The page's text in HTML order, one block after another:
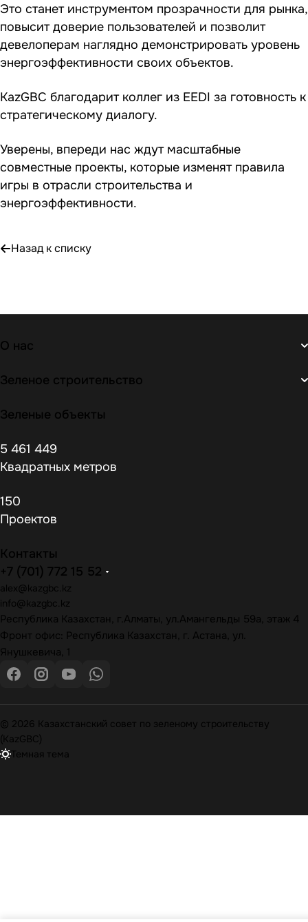
Это станет инструментом прозрачности для рынка,
повысит доверие пользователей и позволит
девелоперам наглядно демонстрировать уровень
энергоэффективности своих объектов.
KazGBC благодарит коллег из EEDI за готовность к
стратегическому диалогу.
Уверены, впереди нас ждут масштабные
совместные проекты, которые изменят правила
игры в отрасли строительства и
энергоэффективности.
Назад к списку
О нас
Зеленое строительство
Зеленые объекты
5 461 449
Квадратных метров
150
Проектов
Контакты
+7 (701) 772 15 52
alex@kazgbc.kz
info@kazgbc.kz
Республика Казахстан, г.Алматы, ул.Амангельды 59а, этаж 4
Фронт офис: Республика Казахстан, г. Астана, ул.
Янушкевича, 1
© 2026 Казахстанский совет по зеленому строительству
(KazGBC)
Темная тема